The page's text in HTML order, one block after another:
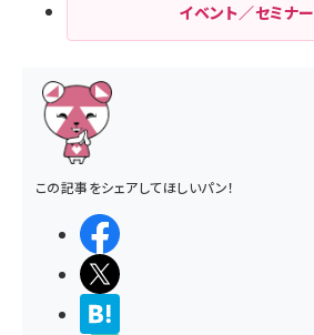
イベント／セミナー
この記事をシェアしてほしいパン！